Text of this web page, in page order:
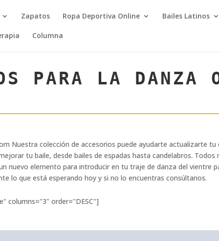
Zapatos Ropa Deportiva Online Bailes Latinos
Columna
PARA LA DANZA
Nuestra colección de accesorios puede ayudarte actualizarte
tu baile, desde bailes de espadas hasta candelabros.
nuevo elemento para introducir en tu traje de danza del vientre
lo que está esperando hoy y si no lo encuentras consúltanos.
columns="3" order="DESC"]